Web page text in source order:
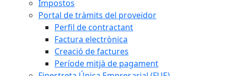
Impostos
Portal de tràmits del proveïdor
Perfil de contractant
Factura electrònica
Creació de factures
Període mitjà de pagament